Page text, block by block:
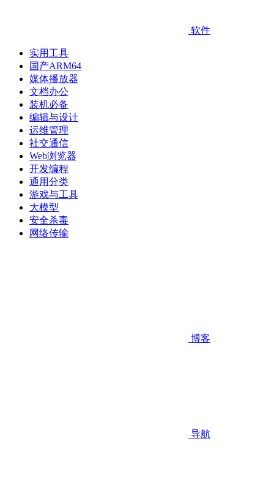
软件
实用工具
国产ARM64
媒体播放器
文档办公
装机必备
编辑与设计
运维管理
社交通信
Web浏览器
开发编程
通用分类
游戏与工具
大模型
安全杀毒
网络传输
博客
导航